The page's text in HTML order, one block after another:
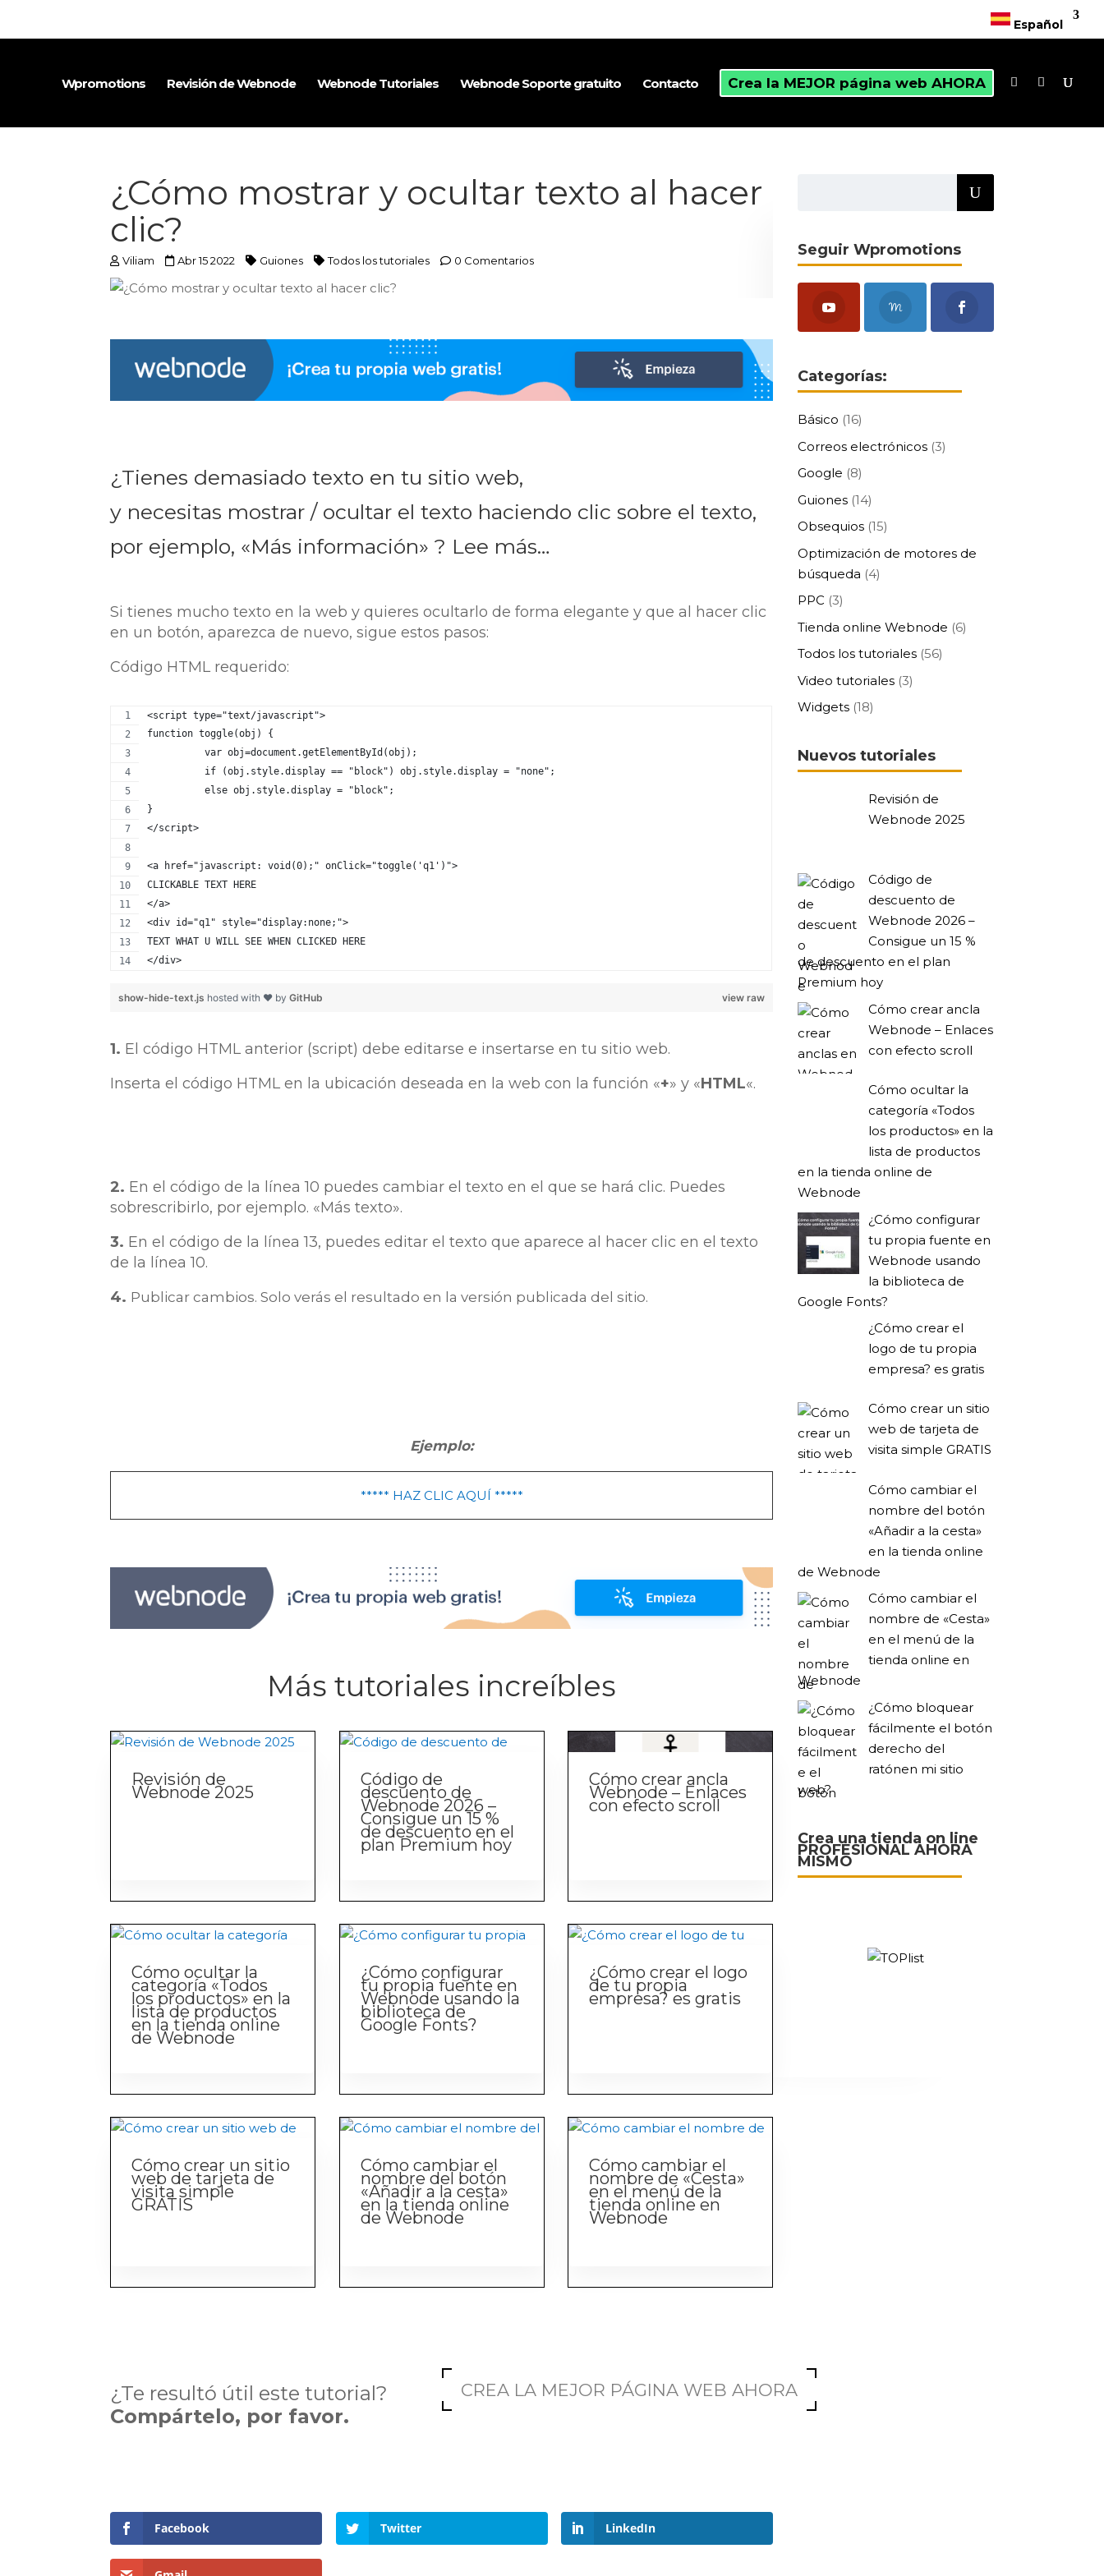
Español
Wpromotions Revisión de Webnode Webnode Tutoriales Webnode Soporte gratuito Contacto Crea la MEJOR página web AHORA
¿Cómo mostrar y ocultar texto al hacer
clic?
Viliam Abr 15 2022 Guiones Todos los tutoriales 0 Comentarios
¿Tienes demasiado texto en tu sitio web,
y necesitas mostrar / ocultar el texto haciendo clic sobre el texto,
por ejemplo, «Más información» ? Lee más…
Si tienes mucho texto en la web y quieres ocultarlo de forma elegante y que al hacer clic
en un botón, aparezca de nuevo, sigue estos pasos:
Código HTML requerido:
<script type="text/javascript">
function toggle(obj) {
          var obj=document.getElementById(obj);
          if (obj.style.display == "block") obj.style.display = "none";
          else obj.style.display = "block";
}
</script>
<a href="javascript: void(0);" onClick="toggle('q1')">
CLICKABLE TEXT HERE
</a>
<div id="q1" style="display:none;">
TEXT WHAT U WILL SEE WHEN CLICKED HERE
</div>
view raw
show-hide-text.js hosted with ❤ byGitHub
1. El código HTML anterior (script) debe editarse e insertarse en tu sitio web.
Inserta el código HTML en la ubicación deseada en la web con la función «+» y «HTML«.
2. En el código de la línea 10 puedes cambiar el texto en el que se hará clic. Puedes
sobrescribirlo, por ejemplo. «Más texto».
3. En el código de la línea 13, puedes editar el texto que aparece al hacer clic en el texto
de la línea 10.
4. Publicar cambios. Solo verás el resultado en la versión publicada del sitio.
Ejemplo:
***** HAZ CLIC AQUÍ *****
Más tutoriales increíbles
Revisión de
Webnode 2025
Código de
descuento de
Webnode 2026 –
Consigue un 15 %
de descuento en el
plan Premium hoy
Cómo crear ancla
Webnode – Enlaces
con efecto scroll
Cómo ocultar la
categoría «Todos
los productos» en la
lista de productos
en la tienda online
de Webnode
¿Cómo configurar
tu propia fuente en
Webnode usando la
biblioteca de
Google Fonts?
¿Cómo crear el logo
de tu propia
empresa? es gratis
Cómo crear un sitio
web de tarjeta de
visita simple
GRATIS
Cómo cambiar el
nombre del botón
«Añadir a la cesta»
en la tienda online
de Webnode
Cómo cambiar el
nombre de «Cesta»
en el menú de la
tienda online en
Webnode
¿Te resultó útil este tutorial?
Compártelo, por favor.
CREA LA MEJOR PÁGINA WEB AHORA
Facebook Twitter LinkedIn
Seguir Wpromotions
Categorías:
Básico (16)
Correos electrónicos(3)
Google (8)
Guiones(14)
Obsequios(15)
Optimización de motores de
búsqueda (4)
PPC (3)
Tienda online Webnode (6)
Todos los tutoriales(56)
Video tutoriales(3)
Widgets(18)
Nuevos tutoriales
Revisión de
Webnode 2025
Código de
descuento de
Webnode 2026 –
Consigue un 15 %
de descuento en el plan
Premium hoy
Cómo crear ancla
Webnode – Enlaces
con efecto scroll
Cómo ocultar la
categoría «Todos
los productos» en la
lista de productos
en la tienda online de
Webnode
¿Cómo configurar
tu propia fuente en
Webnode usando
la biblioteca de
Google Fonts?
¿Cómo crear el
logo de tu propia
empresa? es gratis
Cómo crear un sitio
web de tarjeta de
visita simple GRATIS
Cómo cambiar el
nombre del botón
«Añadir a la cesta»
en la tienda online
de Webnode
Cómo cambiar el
nombre de «Cesta»
en el menú de la
tienda online en
Webnode
¿Cómo bloquear
fácilmente el botón
derecho del
ratónen mi sitio
web?
Crea una tienda on line
PROFESIONAL AHORA
MISMO